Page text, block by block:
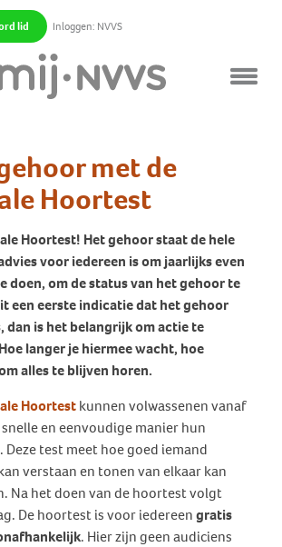
lid Inloggen: NVVS
met de
Hoortest
Hoortest! Het gehoor staat de hele
voor iedereen is om jaarlijks even
doen, om de status van het gehoor te
een eerste indicatie dat het gehoor
dan is het belangrijk om actie te
langer je hiermee wacht, hoe
alles te blijven horen.
Hoortestkunnen volwassenen vanaf
en eenvoudige manier hun
test meet hoe goed iemand
verstaan en tonen van elkaar kan
Na het doen van de hoortest volgt
De hoortest is voor iedereengratis
. Hier zijn geen audiciens